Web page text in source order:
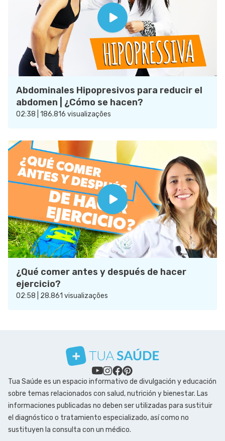
Abdominales Hipopresivos para reducir el
abdomen | ¿Cómo se hacen?
02:38 | 186.816 visualizações
¿Qué comer antes y después de hacer
ejercicio?
02:58 | 28.861 visualizações
Tua Saúde es un espacio informativo de divulgación y educación
sobre temas relacionados con salud, nutrición y bienestar. Las
informaciones publicadas no deben ser utilizadas para sustituir
el diagnóstico o tratamiento especializado, así como no
sustituyen la consulta con un médico.